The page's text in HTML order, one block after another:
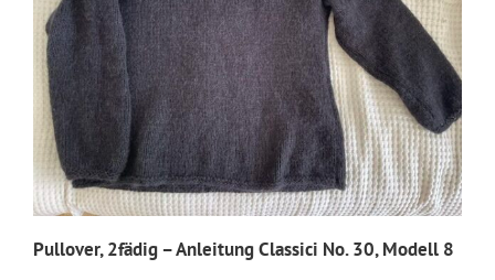
Pullover, 2fädig – Anleitung Classici No. 30, Modell 8